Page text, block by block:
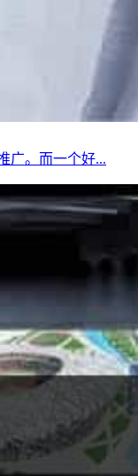
广。而一个好...